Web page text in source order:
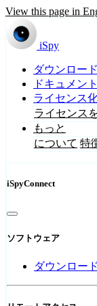
View this page in
iSpy
ダウンロード
ドキュメント
ライセンス
ライセンス
もっと
について 特
iSpyConnect
ソフトウェア
ダウンロード